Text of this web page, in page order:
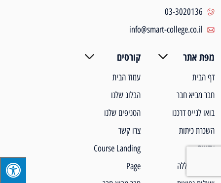
03-3020136
info@smart-college.co.il
מפת אתר
דף הבית
חבר מביא חבר
בואו לגייס דרכנו
השכרת כיתות
עדויות
אודות המכללה
קורסים
עמוד הבית
הבלוג שלנו
הסניפים שלנו
צרו קשר
Course Landing
Page